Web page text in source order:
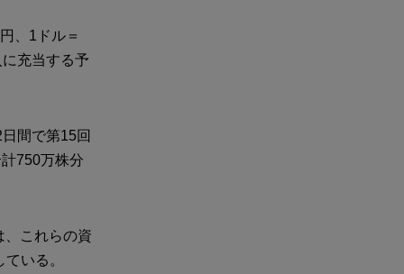
、1ドル＝
充当する予
間で第15回
750万株分
、これらの資
いる。